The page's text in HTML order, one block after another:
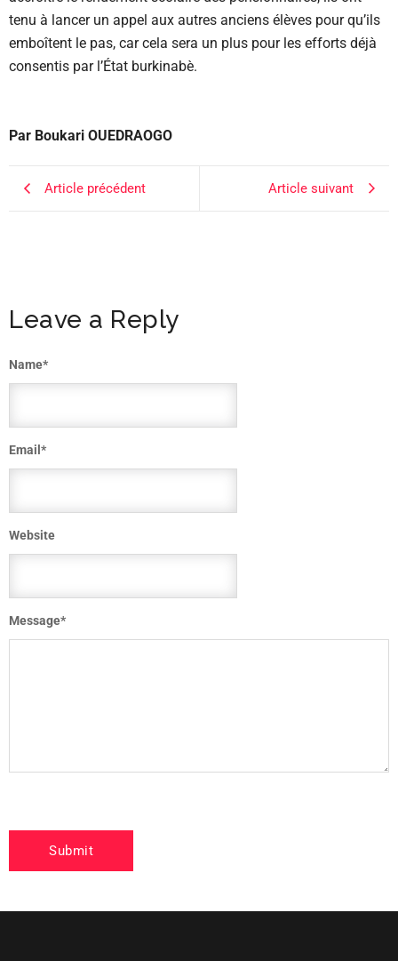
tenu à lancer un appel aux autres anciens élèves pour qu’ils
emboîtent le pas, car cela sera un plus pour les efforts déjà
consentis par l’État burkinabè.
Par Boukari OUEDRAOGO
Article précédent Article suivant
Leave a Reply
Message*
Name*
Email *
Website